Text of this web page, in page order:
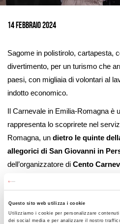
Questo sito web utilizza i cookie
Utilizziamo i cookie per personalizzare
dei social media e per analizzare il nostro
14 Febbraio 2024
Sagome in polistirolo, cartapesta,
divertimento, per un turismo che
paesi, con migliaia di volontari al
indotto economico.
Il Carnevale in Emilia-Romagna è
rappresenta lo scoprirete nel
Romagna, un dietro le quinte
allegorici di San Giovanni in
dell’organizzatore di Cento
Manservisi. Ma soprattutto nel
Regione al valore culturale e
manifestazione e testimoniato dalla
costituisce l’Albo dei carnevali